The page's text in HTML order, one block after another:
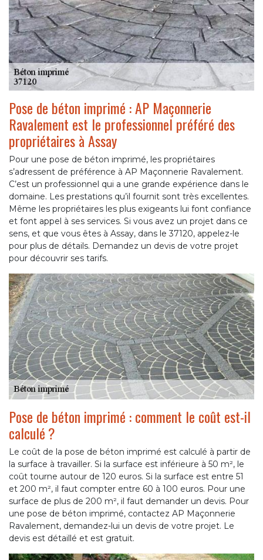
Pose de béton imprimé : AP Maçonnerie
Ravalement est le professionnel préféré des
propriétaires à Assay
Pour une pose de béton imprimé, les propriétaires
s’adressent de préférence à AP Maçonnerie Ravalement.
C’est un professionnel qui a une grande expérience dans le
domaine. Les prestations qu’il fournit sont très excellentes.
Même les propriétaires les plus exigeants lui font confiance
et font appel à ses services. Si vous avez un projet dans ce
sens, et que vous êtes à Assay, dans le 37120, appelez-le
pour plus de détails. Demandez un devis de votre projet
pour découvrir ses tarifs.
Pose de béton imprimé : comment le coût est-il
calculé ?
Le coût de la pose de béton imprimé est calculé à partir de
la surface à travailler. Si la surface est inférieure à 50 m², le
coût tourne autour de 120 euros. Si la surface est entre 51
et 200 m², il faut compter entre 60 à 100 euros. Pour une
surface de plus de 200 m², il faut demander un devis. Pour
une pose de béton imprimé, contactez AP Maçonnerie
Ravalement, demandez-lui un devis de votre projet. Le
devis est détaillé et est gratuit.